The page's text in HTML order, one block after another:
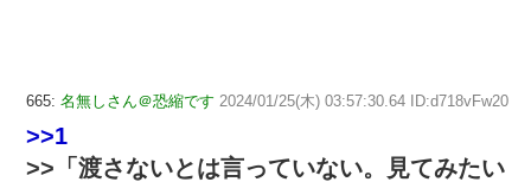
665: 名無しさん＠恐縮です 2024/01/25(木) 03:57:30.64 ID:d718vFw20
>>1
>>「渡さないとは言っていない。見てみたい